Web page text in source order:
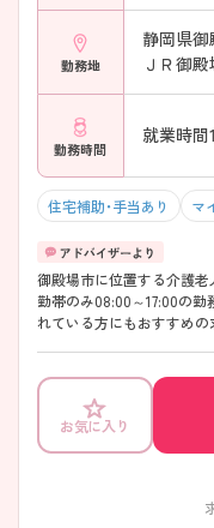
勤務地
静岡県
ＪＲ御殿
勤務時間
就業時間
住宅補助・手当あり マ
御殿場市に位置する介護老
勤帯のみ08:00～17:00の勤
れている方にもおすすめの求人です。 ご興味をお持
お気に入り